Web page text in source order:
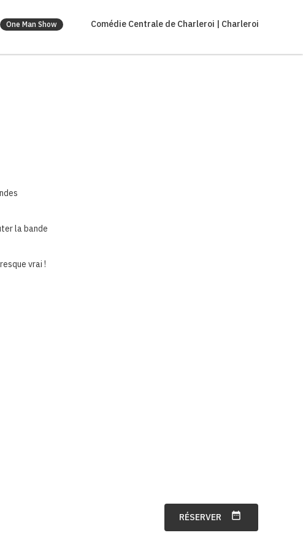
One Man Show Comédie Centrale de Charleroi | Charleroi
la bande
vrai !
RÉSERVER date_range